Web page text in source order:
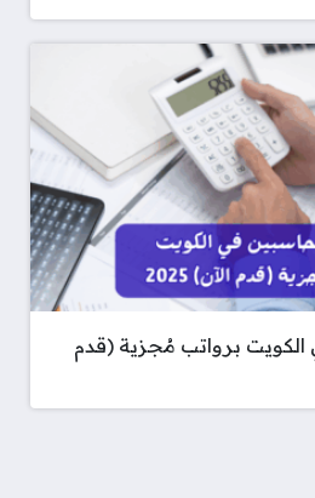
برواتب مُجزية (قدم